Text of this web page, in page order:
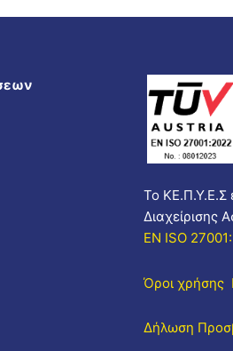
Το ΚΕ.Π.Υ.Ε.Σ
Διαχείρισης
EN ISO
Όροι χρήσης
Δήλωση